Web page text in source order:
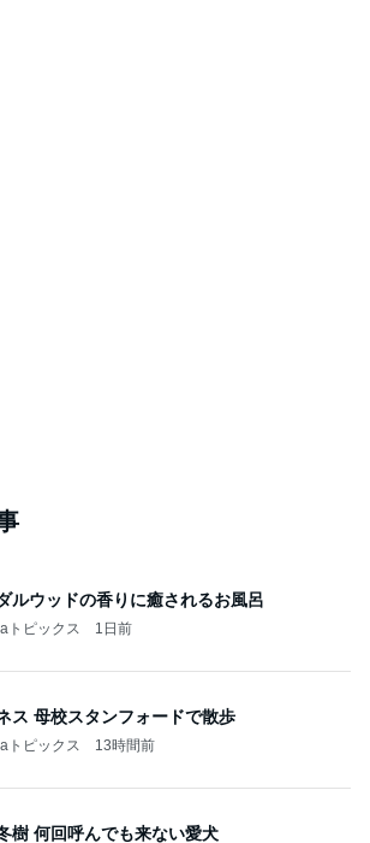
ルウッドの香りに癒されるお風呂
トピックス 1日前
ス 母校スタンフォードで散歩
トピックス 13時間前
樹 何回呼んでも来ない愛犬